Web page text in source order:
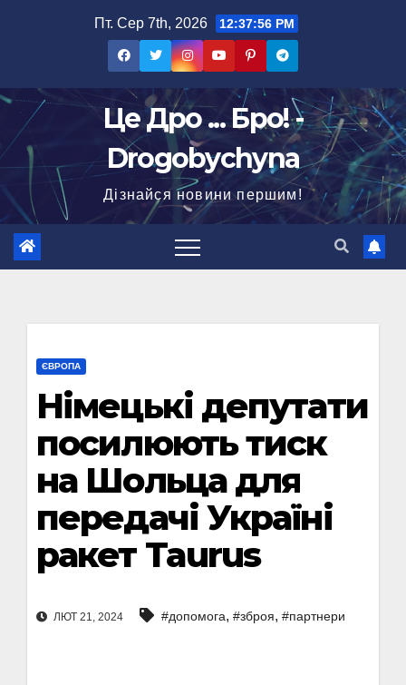
Пт. Сер 7th, 2026 12:37:57 PM
Це Дро ... Бро! -
Drogobychyna
Дізнайся новини першим!
ЄВРОПА
Німецькі депутати
посилюють тиск
на Шольца для
передачі Україні
ракет Taurus
ЛЮТ 21, 2024 #допомога, #зброя, #партнери